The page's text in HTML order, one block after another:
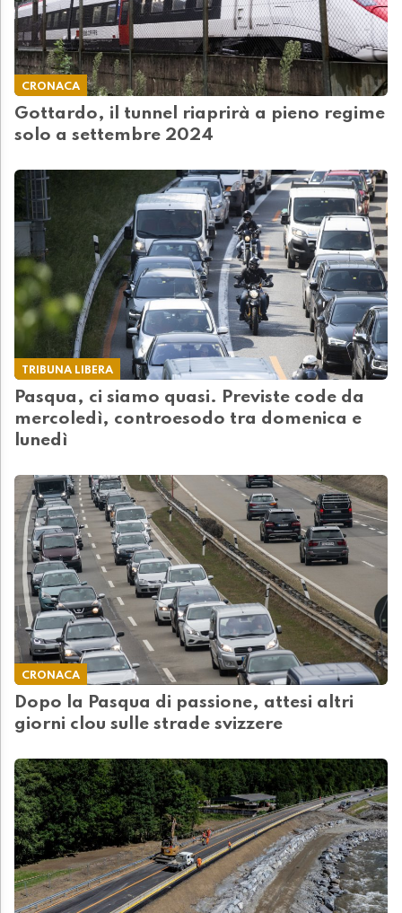
CRONACA
Gottardo, il tunnel riaprirà a pieno regime
solo a settembre 2024
TRIBUNA LIBERA
Pasqua, ci siamo quasi. Previste code da
mercoledì, controesodo tra domenica e
lunedì
CRONACA
Dopo la Pasqua di passione, attesi altri
giorni clou sulle strade svizzere